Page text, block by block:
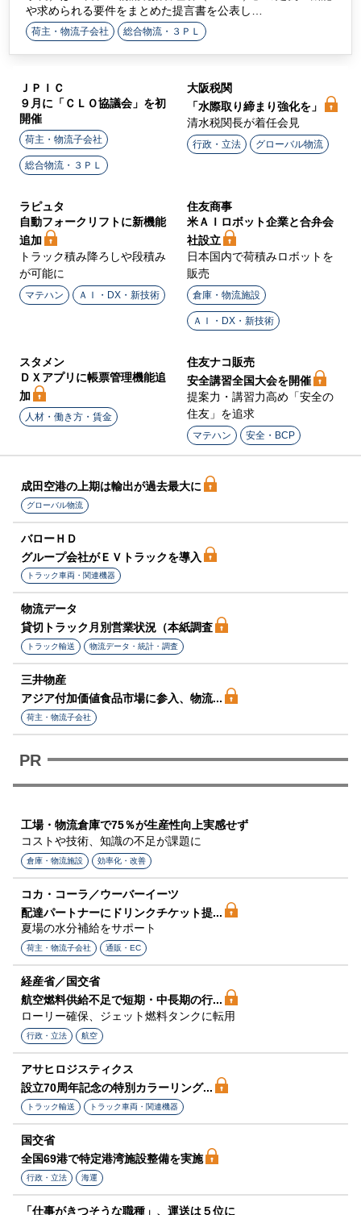
や求められる要件をまとめた提言書を公表し…
荷主・物流子会社 総合物流・３ＰＬ
ＪＰＩＣ
９月に「ＣＬＯ協議会」を初
開催
荷主・物流子会社
総合物流・３ＰＬ
大阪税関
「水際取り締まり強化を」
清水税関長が着任会見
行政・立法 グローバル物流
ラピュタ
自動フォークリフトに新機能
追加
トラック積み降ろしや段積み
が可能に
マテハン ＡＩ・DX・新技術
住友商事
米ＡＩロボット企業と合弁会
社設立
日本国内で荷積みロボットを
販売
倉庫・物流施設
ＡＩ・DX・新技術
スタメン
ＤＸアプリに帳票管理機能追
加
人材・働き方・賃金
住友ナコ販売
安全講習全国大会を開催
提案力・講習力高め「安全の
住友」を追求
マテハン 安全・BCP
成田空港の上期は輸出が過去最大に
グローバル物流
バローＨＤ
グループ会社がＥＶトラックを導入
トラック車両・関連機器
物流データ
貸切トラック月別営業状況（本紙調査
トラック輸送 物流データ・統計・調査
三井物産
アジア付加価値食品市場に参入、物流...
荷主・物流子会社
工場・物流倉庫で75％が生産性向上実感せず
コストや技術、知識の不足が課題に
倉庫・物流施設 効率化・改善
コカ・コーラ／ウーバーイーツ
配達パートナーにドリンクチケット提...
夏場の水分補給をサポート
荷主・物流子会社 通販・EC
経産省／国交省
航空燃料供給不足で短期・中長期の行...
ローリー確保、ジェット燃料タンクに転用
行政・立法 航空
アサヒロジスティクス
設立70周年記念の特別カラーリング...
トラック輸送 トラック車両・関連機器
国交省
全国69港で特定港湾施設整備を実施
行政・立法 海運
「仕事がきつそうな職種」、運送は５位に